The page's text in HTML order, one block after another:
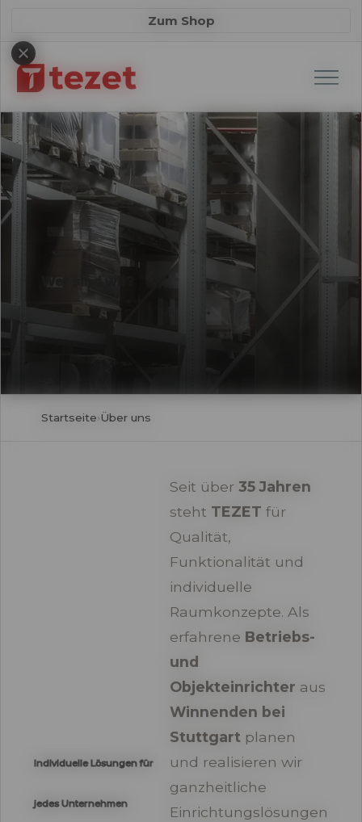
Zum Shop
Wer sind wir?
Startseite›Über uns
Individuelle Lösungen für
jedes Unternehmen
Seit über 35 Jahren
steht TEZET für
Qualität,
Funktionalität und
individuelle
Raumkonzepte. Als
erfahrene Betriebs-
und
Objekteinrichter aus
Winnenden bei
Stuttgart planen
und realisieren wir
ganzheitliche
Einrichtungslösungen